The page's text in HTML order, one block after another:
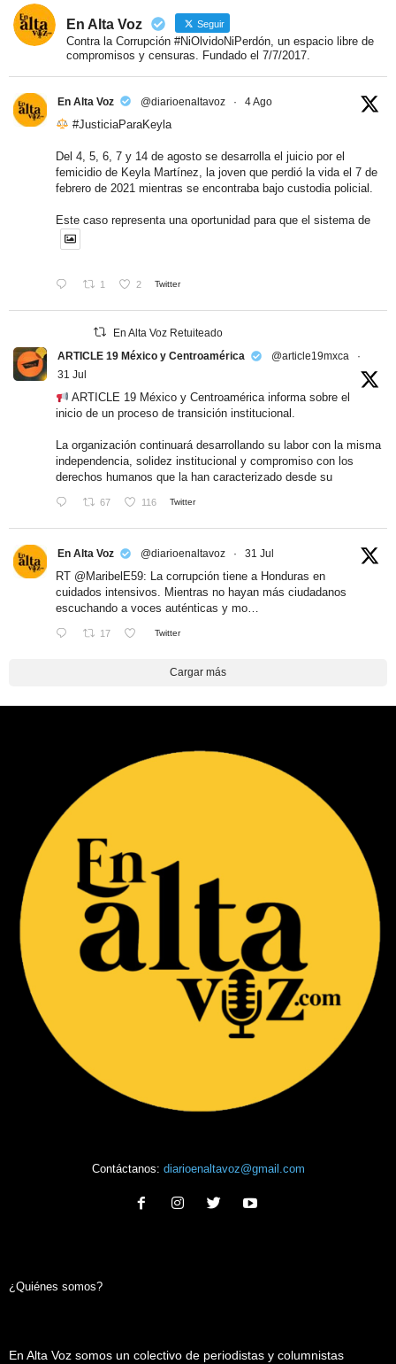
En Alta Voz Seguir
Contra la Corrupción #NiOlvidoNiPerdón, un espacio libre de
compromisos y censuras. Fundado el 7/7/2017.
En Alta Voz @diarioenaltavoz · 4 Ago
#JusticiaParaKeyla
Del 4, 5, 6, 7 y 14 de agosto se desarrolla el juicio por el
femicidio de Keyla Martínez, la joven que perdió la vida el 7 de
febrero de 2021 mientras se encontraba bajo custodia policial.
Este caso representa una oportunidad para que el sistema de
1 2 Twitter
En Alta Voz Retuiteado
ARTICLE 19 México y Centroamérica
@article19mxca
·
31 Jul
ARTICLE 19 México y Centroamérica informa sobre el
inicio de un proceso de transición institucional.
La organización continuará desarrollando su labor con la misma
independencia, solidez institucional y compromiso con los
derechos humanos que la han caracterizado desde su
67 116 Twitter
En Alta Voz @diarioenaltavoz · 31 Jul
RT @MaribelE59: La corrupción tiene a Honduras en
cuidados intensivos. Mientras no hayan más ciudadanos
escuchando a voces auténticas y mo…
17 Twitter
Cargar más
Contáctanos: diarioenaltavoz@gmail.com
¿Quiénes somos?
En Alta Voz somos un colectivo de periodistas y columnistas